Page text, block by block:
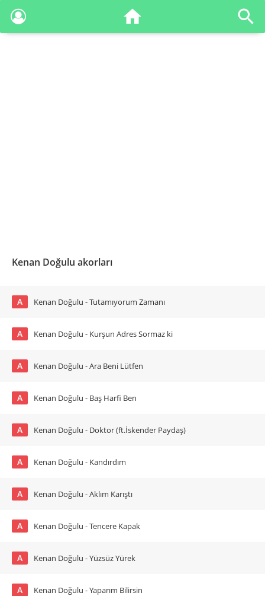
Kenan Doğulu akorları
A Kenan Doğulu - Tutamıyorum Zamanı
A Kenan Doğulu - Kurşun Adres Sormaz ki
A Kenan Doğulu - Ara Beni Lütfen
A Kenan Doğulu - Baş Harfi Ben
A Kenan Doğulu - Doktor (ft.İskender Paydaş)
A Kenan Doğulu - Kandırdım
A Kenan Doğulu - Aklım Karıştı
A Kenan Doğulu - Tencere Kapak
A Kenan Doğulu - Yüzsüz Yürek
A Kenan Doğulu - Yaparım Bilirsin